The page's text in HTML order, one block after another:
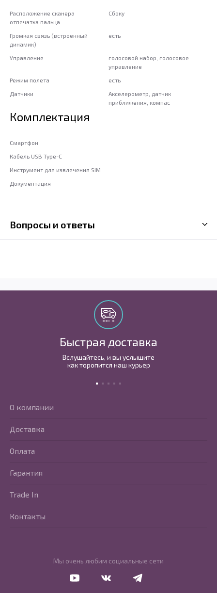
Расположение сканера
отпечатка пальца
Сбоку
Громкая связь (встроенный
динамик)
есть
Управление
голосовой набор, голосовое
управление
Режим полета
есть
Датчики
Акселерометр, датчик
приближения, компас
Комплектация
Смартфон
Кабель USB Type-C
Инструмент для извлечения SIM
Документация
Вопросы и ответы
Быстрая доставка
Вслушайтесь, и вы услышите
как торопится наш курьер
Мы очень любим социальные сети
Перейти в VkontakteПерейти в Telegram
О компании
Доставка
Оплата
Гарантия
Trade In
Контакты